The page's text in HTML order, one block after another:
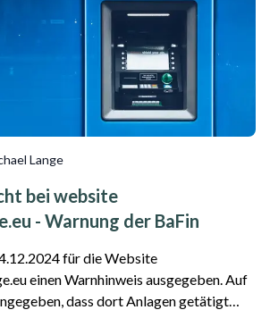
Lange
bei website
- Warnung der BaFin
für die Website
einen Warnhinweis ausgegeben. Auf
dass dort Anlagen getätigt